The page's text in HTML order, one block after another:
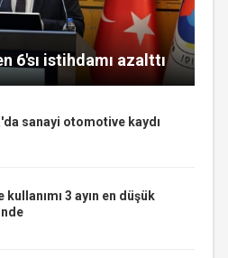
6'sı istihdamı azalttı
sanayi otomotive kaydı
kullanımı 3 ayın en düşük